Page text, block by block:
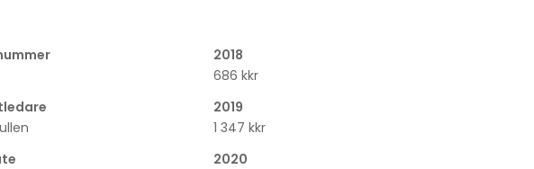
2018
686 kkr
2019
1 347 kkr
2020